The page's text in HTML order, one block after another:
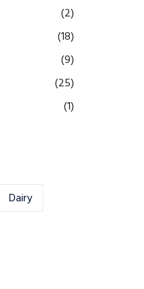
(2)
(18)
(9)
(25)
(1)
Dairy